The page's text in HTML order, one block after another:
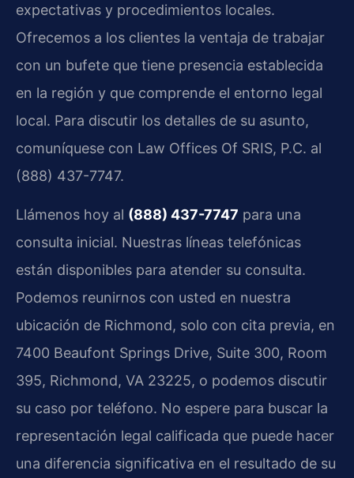
expectativas y procedimientos locales.
Ofrecemos a los clientes la ventaja de trabajar
con un bufete que tiene presencia establecida
en la región y que comprende el entorno legal
local. Para discutir los detalles de su asunto,
comuníquese con Law Offices Of SRIS, P.C. al
(888) 437-7747.
Llámenos hoy al (888) 437-7747 para una
consulta inicial. Nuestras líneas telefónicas
están disponibles para atender su consulta.
Podemos reunirnos con usted en nuestra
ubicación de Richmond, solo con cita previa, en
7400 Beaufont Springs Drive, Suite 300, Room
395, Richmond, VA 23225, o podemos discutir
su caso por teléfono. No espere para buscar la
representación legal calificada que puede hacer
una diferencia significativa en el resultado de su